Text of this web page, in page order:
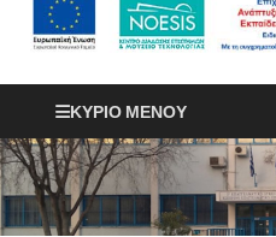
ΚΎΡΙΟ ΜΕΝΟΎ